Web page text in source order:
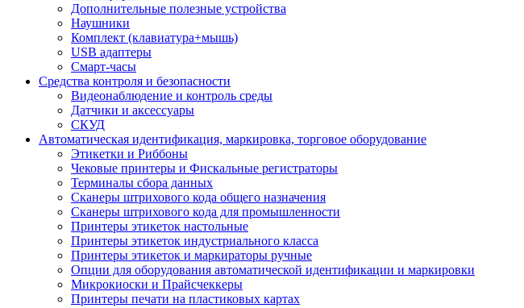
Дополнительные полезные устройства
Наушники
Комплект (клавиатура+мышь)
USB адаптеры
Смарт-часы
Средства контроля и безопасности
Видеонаблюдение и контроль среды
Датчики и аксессуары
СКУД
Автоматическая идентификация, маркировка, торговое оборудование
Этикетки и Риббоны
Чековые принтеры и Фискальные регистраторы
Терминалы сбора данных
Сканеры штрихового кода общего назначения
Сканеры штрихового кода для промышленности
Принтеры этикеток настольные
Принтеры этикеток индустриального класса
Принтеры этикеток и маркираторы ручные
Опции для оборудования автоматической идентификации и маркировки
Микрокиоски и Прайсчеккеры
Принтеры печати на пластиковых картах